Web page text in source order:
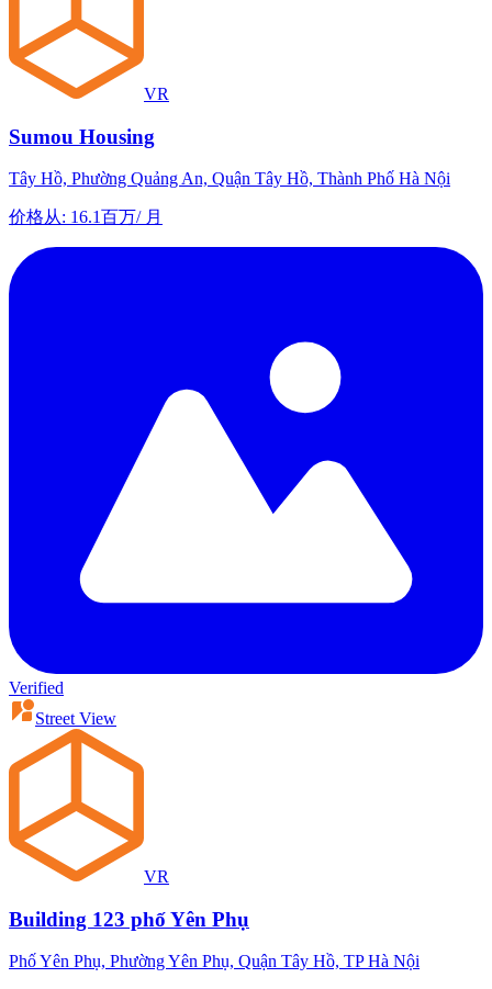
VR
Sumou Housing
Tây Hồ, Phường Quảng An, Quận Tây Hồ, Thành Phố Hà Nội
价格从: 16.1百万/月
Verified
Street View
VR
Building 123 phố Yên Phụ
Phố Yên Phụ, Phường Yên Phụ, Quận Tây Hồ, TP Hà Nội